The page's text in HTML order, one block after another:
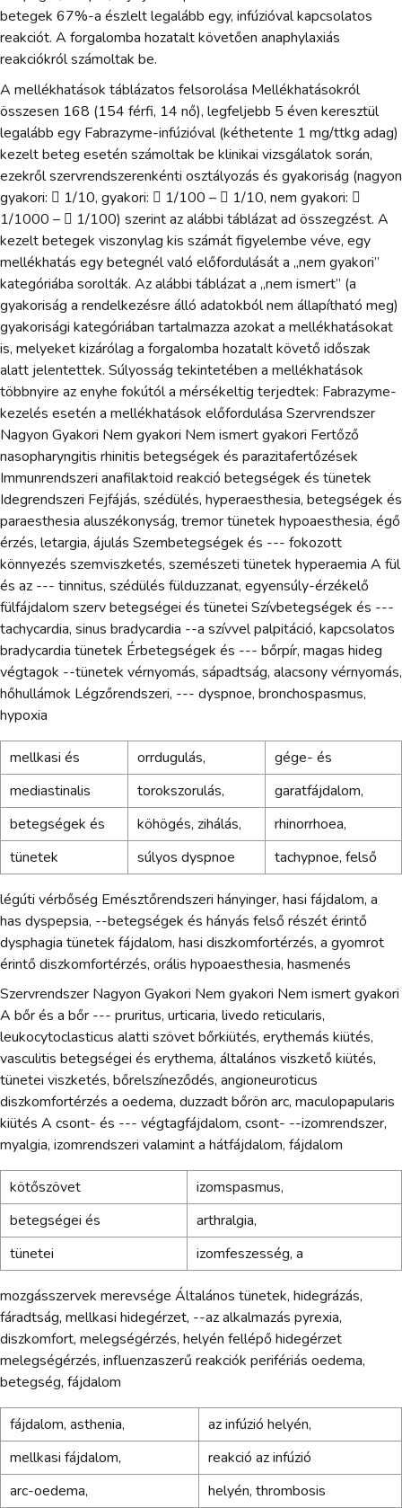
betegek 67%-a észlelt legalább egy, infúzióval kapcsolatos
reakciót. A forgalomba hozatalt követően anaphylaxiás
reakciókról számoltak be.
A mellékhatások táblázatos felsorolása Mellékhatásokról
összesen 168 (154 férfi, 14 nő), legfeljebb 5 éven keresztül
legalább egy Fabrazyme-infúzióval (kéthetente 1 mg/ttkg adag)
kezelt beteg esetén számoltak be klinikai vizsgálatok során,
ezekről szervrendszerenkénti osztályozás és gyakoriság (nagyon
gyakori:  1/10, gyakori:  1/100 –  1/10, nem gyakori: 
1/1000 –  1/100) szerint az alábbi táblázat ad összegzést. A
kezelt betegek viszonylag kis számát figyelembe véve, egy
mellékhatás egy betegnél való előfordulását a „nem gyakori”
kategóriába sorolták. Az alábbi táblázat a „nem ismert” (a
gyakoriság a rendelkezésre álló adatokból nem állapítható meg)
gyakorisági kategóriában tartalmazza azokat a mellékhatásokat
is, melyeket kizárólag a forgalomba hozatalt követő időszak
alatt jelentettek. Súlyosság tekintetében a mellékhatások
többnyire az enyhe fokútól a mérsékeltig terjedtek: Fabrazyme-
kezelés esetén a mellékhatások előfordulása Szervrendszer
Nagyon Gyakori Nem gyakori Nem ismert gyakori Fertőző
nasopharyngitis rhinitis betegségek és parazitafertőzések
Immunrendszeri anafilaktoid reakció betegségek és tünetek
Idegrendszeri Fejfájás, szédülés, hyperaesthesia, betegségek és
paraesthesia aluszékonyság, tremor tünetek hypoaesthesia, égő
érzés, letargia, ájulás Szembetegségek és --- fokozott
könnyezés szemviszketés, szemészeti tünetek hyperaemia A fül
és az --- tinnitus, szédülés fülduzzanat, egyensúly-érzékelő
fülfájdalom szerv betegségei és tünetei Szívbetegségek és ---
tachycardia, sinus bradycardia --a szívvel palpitáció, kapcsolatos
bradycardia tünetek Érbetegségek és --- bőrpír, magas hideg
végtagok --tünetek vérnyomás, sápadtság, alacsony vérnyomás,
hőhullámok Légzőrendszeri, --- dyspnoe, bronchospasmus,
hypoxia
mellkasi és orrdugulás,
gége- és
mediastinalis
torokszorulás,
garatfájdalom,
betegségek és
köhögés, zihálás,
rhinorrhoea,
tünetek
súlyos dyspnoe tachypnoe, felső
légúti vérbőség Emésztőrendszeri hányinger, hasi fájdalom, a
has dyspepsia, --betegségek és hányás felső részét érintő
dysphagia tünetek fájdalom, hasi diszkomfortérzés, a gyomrot
érintő diszkomfortérzés, orális hypoaesthesia, hasmenés
Szervrendszer Nagyon Gyakori Nem gyakori Nem ismert gyakori
A bőr és a bőr --- pruritus, urticaria, livedo reticularis,
leukocytoclasticus alatti szövet bőrkiütés, erythemás kiütés,
vasculitis betegségei és erythema, általános viszkető kiütés,
tünetei viszketés, bőrelszíneződés, angioneuroticus
diszkomfortérzés a oedema, duzzadt bőrön arc, maculopapularis
kiütés A csont- és --- végtagfájdalom, csont- --izomrendszer,
myalgia, izomrendszeri valamint a hátfájdalom, fájdalom
kötőszövet
izomspasmus,
betegségei és
arthralgia,
tünetei
izomfeszesség, a
mozgásszervek merevsége Általános tünetek, hidegrázás,
fáradtság, mellkasi hidegérzet, --az alkalmazás pyrexia,
diszkomfort, melegségérzés, helyén fellépő hidegérzet
melegségérzés, influenzaszerű reakciók perifériás oedema,
betegség, fájdalom
fájdalom, asthenia,
az infúzió helyén,
mellkasi fájdalom,
reakció az infúzió
arc-oedema,
helyén, thrombosis